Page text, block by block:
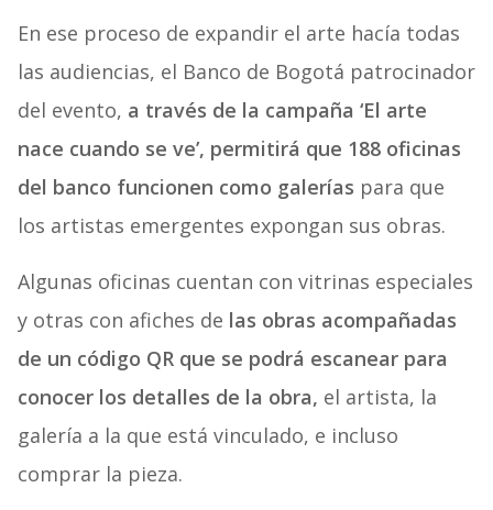
En ese proceso de expandir el arte hacía todas
las audiencias, el Banco de Bogotá patrocinador
del evento, a través de la campaña ‘El arte
nace cuando se ve’, permitirá que 188 oficinas
del banco funcionen como galerías para que
los artistas emergentes expongan sus obras.
Algunas oficinas cuentan con vitrinas especiales
y otras con afiches de las obras acompañadas
de un código QR que se podrá escanear para
conocer los detalles de la obra, el artista, la
galería a la que está vinculado, e incluso
comprar la pieza.